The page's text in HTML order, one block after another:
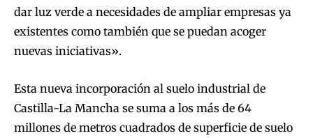
dar luz verde a necesidades de ampliar empresas ya
existentes como también que se puedan acoger
nuevas iniciativas».
Esta nueva incorporación al suelo industrial de
Castilla-La Mancha se suma a los más de 64
millones de metros cuadrados de superficie de suelo